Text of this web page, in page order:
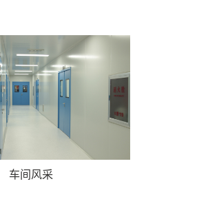
车间风采